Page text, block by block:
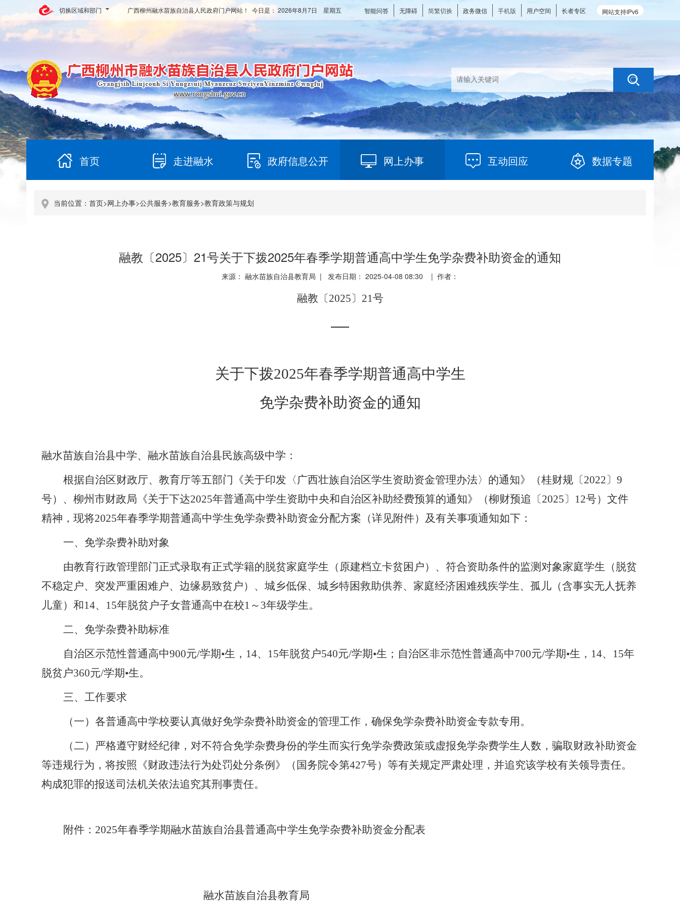
切换区域和部门 网站支持IPv6
智能问答 无障碍 简繁切换 政务微信 手机版 用户空间 长者专区
广西柳州融水苗族自治县人民政府门户网站！ 今日是： 2026年8月7日 星期五
首页 走进融水 政府信息公开 网上办事 互动回应 数据专题
当前位置： 首页>网上办事>公共服务>教育服务>教育政策与规划
融教〔2025〕21号关于下拨2025年春季学期普通高中学生免学杂费补助资金的通知
来源： 融水苗族自治县教育局 | 发布日期： 2025-04-08 08:30 | 作者：
融教〔2025〕 21号
关于下拨2025年春季学期普通高中学生
免学杂费补助资金的通知
融水苗族自治县中学、融水苗族自治县民族高级中学 ：
根据自治区财政厅、 教育厅等五部门 《关于印发〈广西壮族自治区学生资助资金管理办法〉的通知》（桂财规〔2022〕 9
号） 、柳州市财政局 《关于下达2025年普通高中学生资助中央和自治区补助经费预算的通知》 （柳财预追 〔2025〕 12号） 文件
精神，现将2025年春季学期普通高中学生免学杂费补助资金分配方案（详见附件）及有关事项通知如下：
一、免学杂费补助对象
由教育行政管理部门正式录取有正式学籍的脱贫家庭学生 （原建档立卡贫困户）、 符合资助条件的监测对象家庭学生（脱贫
不稳定户、突发严重困难户、边缘易致贫户）、城乡低保、 城乡特困救助供养、家庭经济困难残疾学生、孤儿 （含事实无人抚养
儿童） 和14、 15年脱贫户子女普通高中在校1 ～ 3年级学生。
二、免学杂费补助标准
自治区示范性普通高中900元/学期•生， 14、 15年脱贫户540元/学期•生；自治区非示范性普通高中700元/学期•生 ， 14、 15年
脱贫户360元/学期•生。
三、工作要求
（一） 各普通高中学校要认真做好免学杂费补助资金的管理工作，确保免学杂费补助资金专款专用。
（二） 严格遵守财经纪律，对不符合免学杂费身份的学生而实行免学杂费政策或虚报免学杂费学生人数，骗取财政补助资金
等违规行为，将按照《财政违法行为处罚处分条例》（国务院令第427号）等有关规定严肃处理，并追究该学校有关领导责任。
构成犯罪的报送司法机关依法追究其刑事责任。
附件： 2025年春季学期融水苗族自治县普通高中学生免学杂费补助资金分配表
融水苗族自治县教育局